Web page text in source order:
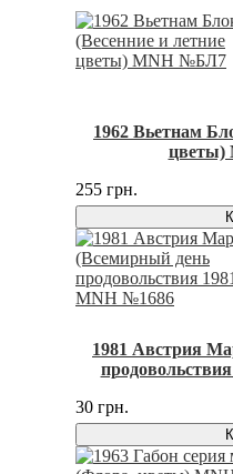
1962 Вьетнам
255 грн.
1981 Австрия
30 грн.